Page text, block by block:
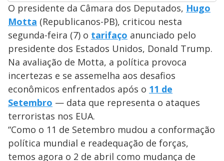
O presidente da Câmara dos Deputados, Hugo
Motta (Republicanos-PB), criticou nesta
segunda-feira (7) o tarifaço anunciado pelo
presidente dos Estados Unidos, Donald Trump.
Na avaliação de Motta, a política provoca
incertezas e se assemelha aos desafios
econômicos enfrentados após o 11 de
Setembro — data que representa o ataques
terroristas nos EUA.
“Como o 11 de Setembro mudou a conformação
política mundial e readequação de forças,
temos agora o 2 de abril como mudança de